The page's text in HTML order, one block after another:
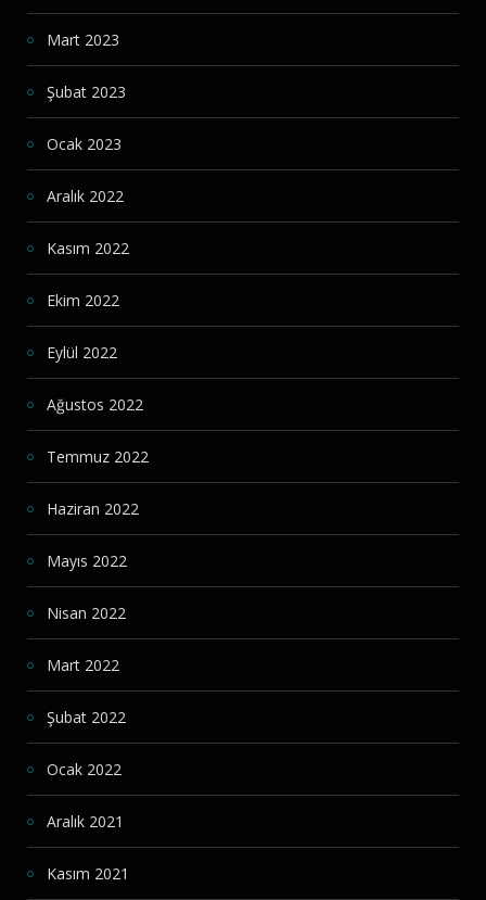
Mart 2023
Şubat 2023
Ocak 2023
Aralık 2022
Kasım 2022
Ekim 2022
Eylül 2022
Ağustos 2022
Temmuz 2022
Haziran 2022
Mayıs 2022
Nisan 2022
Mart 2022
Şubat 2022
Ocak 2022
Aralık 2021
Kasım 2021